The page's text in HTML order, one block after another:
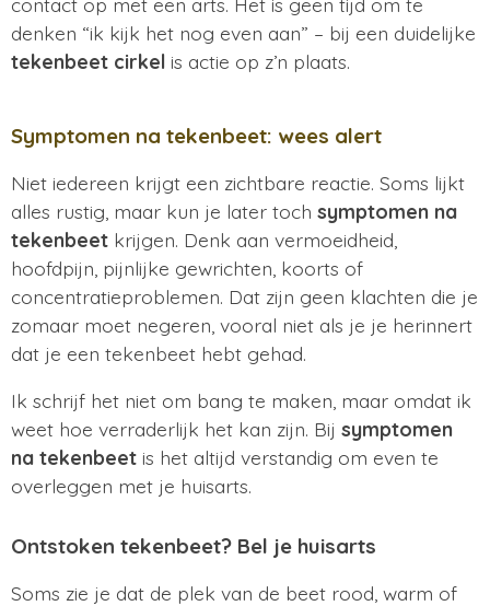
denken “ik kijk het nog even aan” – bij een duidelijke
tekenbeet cirkel is actie op z’n plaats.
Symptomen na tekenbeet: wees alert
Niet iedereen krijgt een zichtbare reactie. Soms lijkt
alles rustig, maar kun je later toch symptomen na
tekenbeet krijgen. Denk aan vermoeidheid,
hoofdpijn, pijnlijke gewrichten, koorts of
concentratieproblemen. Dat zijn geen klachten die je
zomaar moet negeren, vooral niet als je je herinnert
dat je een tekenbeet hebt gehad.
Ik schrijf het niet om bang te maken, maar omdat ik
weet hoe verraderlijk het kan zijn. Bij symptomen
na tekenbeet is het altijd verstandig om even te
overleggen met je huisarts.
Ontstoken tekenbeet? Bel je huisarts
Soms zie je dat de plek van de beet rood, warm of